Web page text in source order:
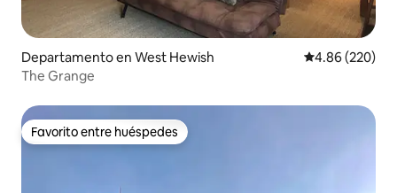
Departamento en West Hewish Calificación
4.86 (220)
The Grange
Favorito entre huéspedes
Favorito entre huéspedes